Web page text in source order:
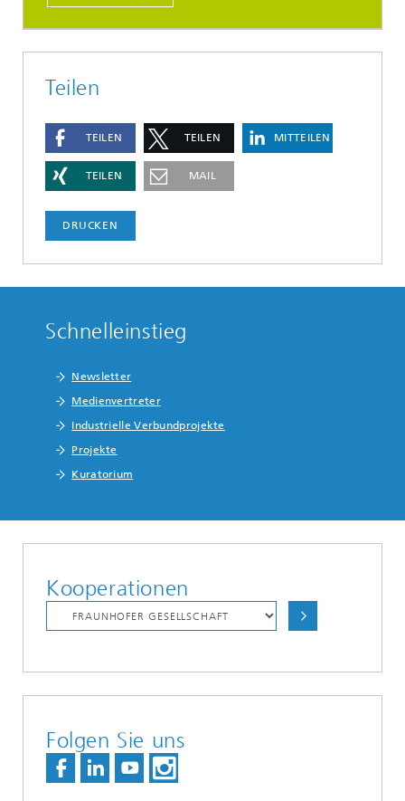
Teilen
TEILEN TEILEN MITTEILEN
TEILEN MAIL
DRUCKEN
Schnelleinstieg
Newsletter
Medienvertreter
Industrielle Verbundprojekte
Projekte
Kuratorium
Kooperationen
Folgen Sie uns